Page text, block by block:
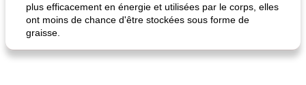
plus efficacement en énergie et utilisées par le corps, elles
ont moins de chance d'être stockées sous forme de
graisse.